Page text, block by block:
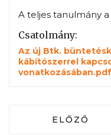
A teljes tanulmány
Csatolmány:
Az új Btk.
kábítószerrel
vonatkozásában.pdf
ELŐZŐ
ELŐZŐ